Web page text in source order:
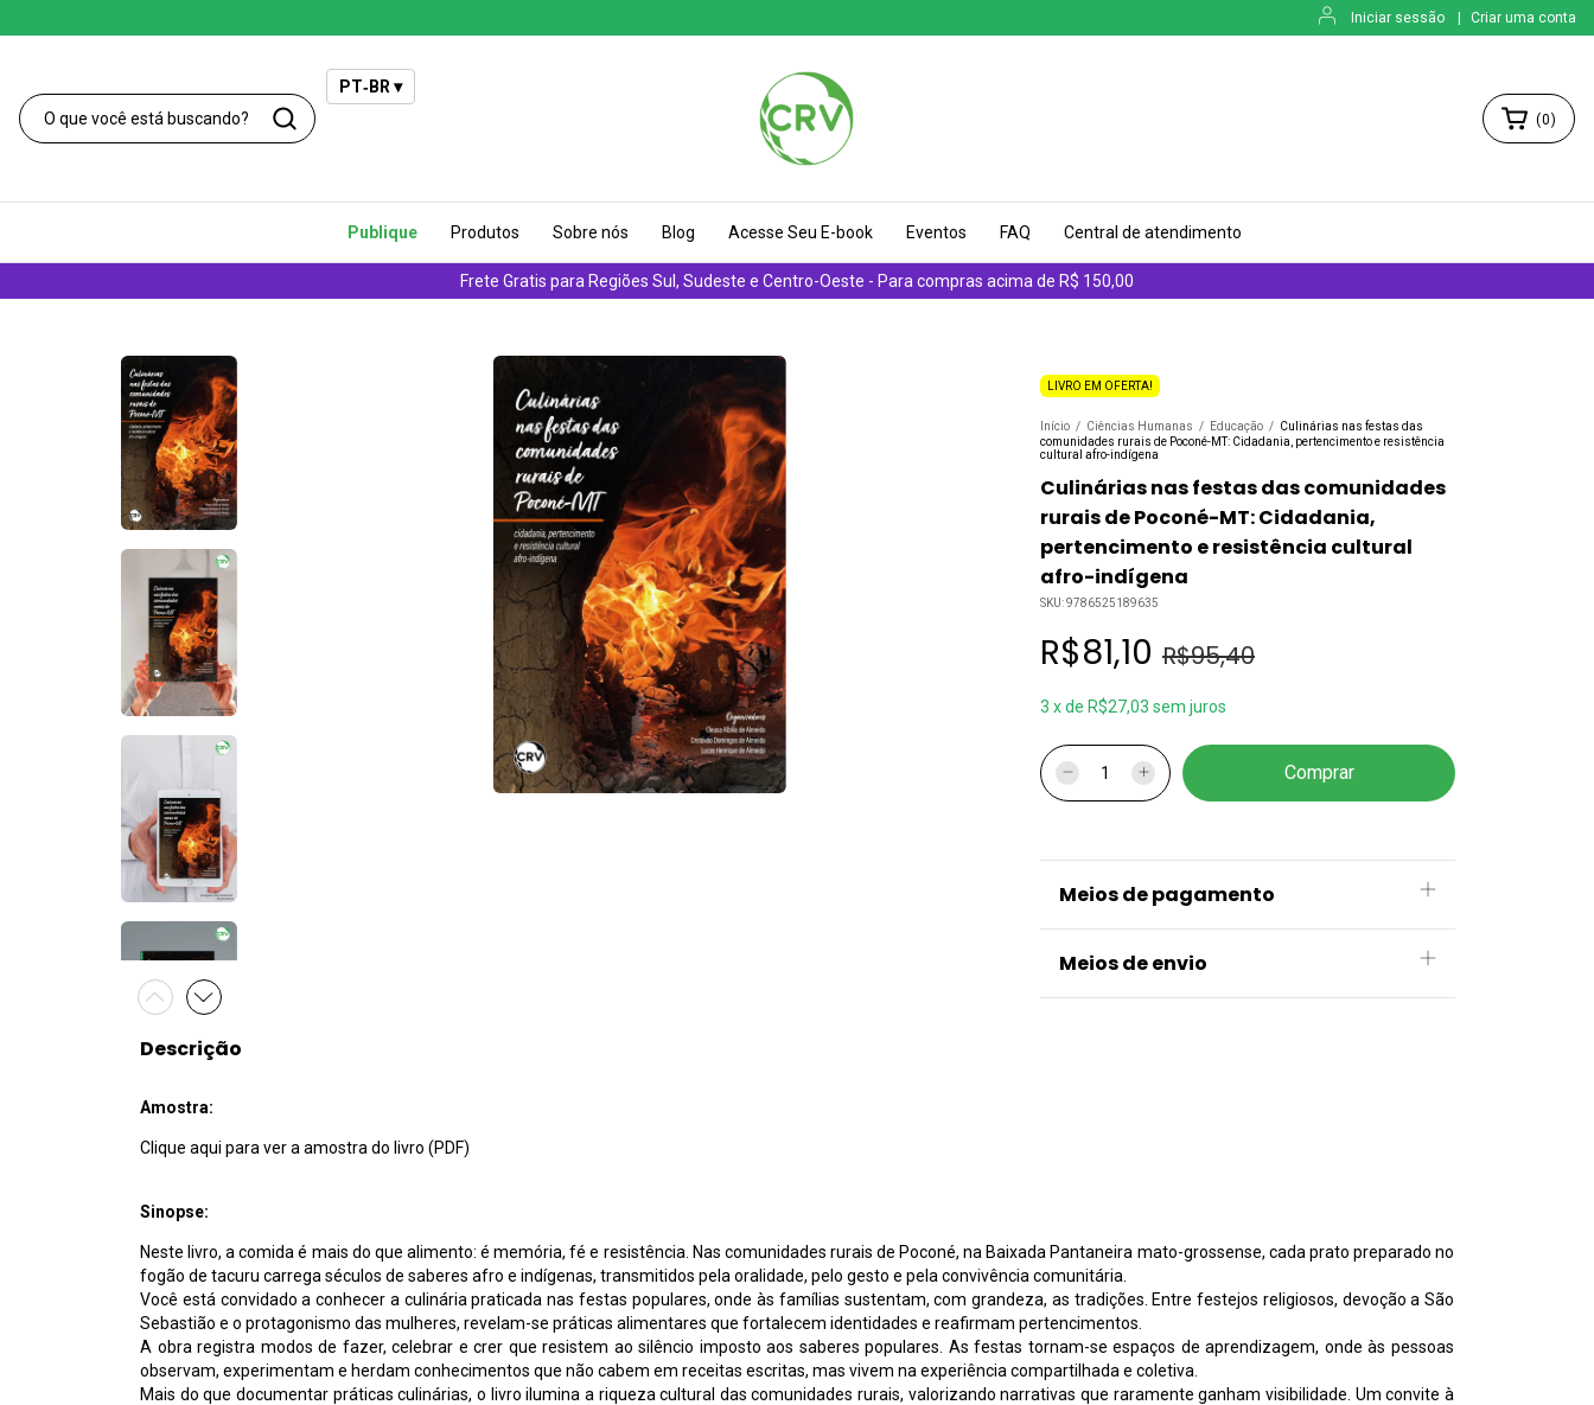
Iniciar sessão Criar uma conta
Frete Gratis para Regiões Sul, Sudeste e Centro-Oeste - Para compras acima de R$ 150,00
(0)
Publique Produtos Sobre nós Blog Acesse Seu E-book Eventos FAQ Central de atendimento
PT‑BR ▾
LIVRO EM OFERTA!
Início / Ciências Humanas / Educação / Culinárias nas festas das
comunidades rurais de Poconé-MT: Cidadania, pertencimento e resistência
cultural afro-indígena
Culinárias nas festas das comunidades
rurais de Poconé-MT: Cidadania,
pertencimento e resistência cultural
afro-indígena
SKU:9786525189635
R$81,10 R$95,40
3 xde R$27,03 sem juros
Meios de pagamento
Meios de envio
Descrição
Amostra:
Clique aqui para ver a amostra do livro (PDF)
Sinopse:
Neste livro, a comida é mais do que alimento: é memória, fé e resistência. Nas comunidades rurais de Poconé, na Baixada Pantaneira mato-grossense, cada prato preparado no
fogão de tacuru carrega séculos de saberes afro e indígenas, transmitidos pela oralidade, pelo gesto e pela convivência comunitária.
Você está convidado a conhecer a culinária praticada nas festas populares, onde às famílias sustentam, com grandeza, as tradições. Entre festejos religiosos, devoção a São
Sebastião e o protagonismo das mulheres, revelam-se práticas alimentares que fortalecem identidades e reafirmam pertencimentos.
A obra registra modos de fazer, celebrar e crer que resistem ao silêncio imposto aos saberes populares. As festas tornam-se espaços de aprendizagem, onde às pessoas
observam, experimentam e herdam conhecimentos que não cabem em receitas escritas, mas vivem na experiência compartilhada e coletiva.
Mais do que documentar práticas culinárias, o livro ilumina a riqueza cultural das comunidades rurais, valorizando narrativas que raramente ganham visibilidade. Um convite à